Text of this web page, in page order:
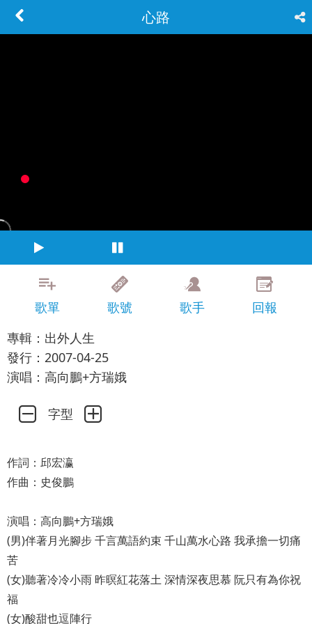
心路
歌單 歌號 歌手
回報
專輯：出外人生
發行：2007-04-25
演唱：高向鵬+方瑞娥
字型
作詞：邱宏瀛
作曲：史俊鵬
演唱：高向鵬+方瑞娥
(男)伴著月光腳步 千言萬語約束 千山萬水心路 我承擔一切痛
苦
(女)聽著冷冷小雨 昨暝紅花落土 深情深夜思慕 阮只有為你祝
福
(女)酸甜也逗陣行